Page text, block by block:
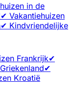
in de
✔ Vakantiehuizen
✔ Kindvriendelijke
Frankrijk✔
✔
Kroatië